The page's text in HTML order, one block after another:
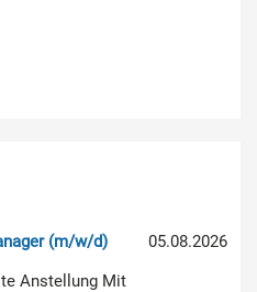
05.08.2026
(m/w/d)
Anstellung Mit